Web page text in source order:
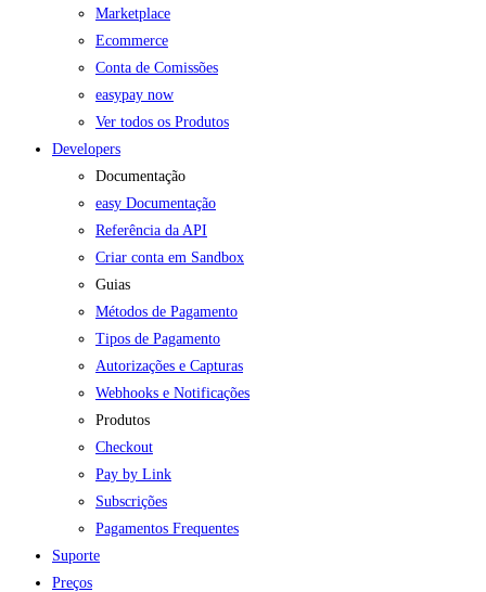
Marketplace
Ecommerce
Conta de Comissões
easypay now
Ver todos os Produtos
Developers
Documentação
easy Documentação
Referência da API
Criar conta em Sandbox
Guias
Métodos de Pagamento
Tipos de Pagamento
Autorizações e Capturas
Webhooks e Notificações
Produtos
Checkout
Pay by Link
Subscrições
Pagamentos Frequentes
Suporte
Preços